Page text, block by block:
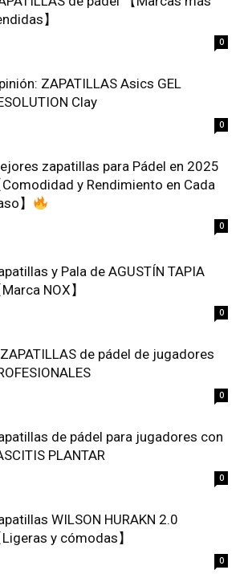
】
0
ZAPATILLAS Asics GEL
Clay
0
zapatillas para Pádel en 2025
Comodidad y Rendimiento en Cada
】
0
y Pala de AGUSTÍN TAPIA
Marca NOX】
0
de pádel de jugadores
0
de pádel para jugadores con
PLANTAR
0
WILSON HURAKN 2.0
Ligeras y cómodas】
0